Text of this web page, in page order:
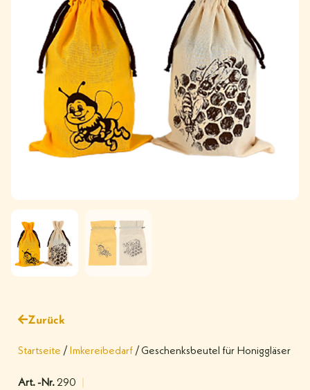
Zurück
Startseite / Imkereibedarf / Geschenksbeutel für Honiggläser
Art. -Nr.290